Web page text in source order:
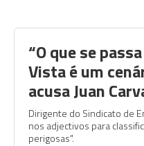
“O que se
Vista é um
acusa Juan
Dirigente do Sindicato de
nos adjectivos para
perigosas".